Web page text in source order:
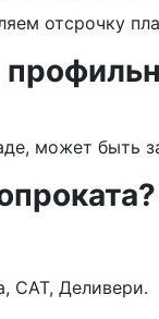
отсрочку
может быть
САТ, Деливери.